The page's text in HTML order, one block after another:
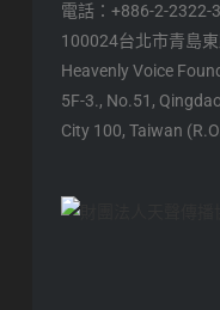
電話：+886-2-2322-
100024台北市青島
Heavenly Voice
5F-3., No.51,
City 100, Taiwan